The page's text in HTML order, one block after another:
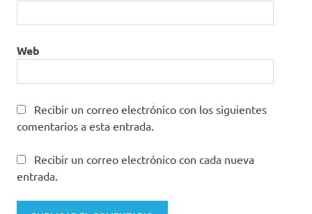
Web
Recibir un correo electrónico con los siguientes
comentarios a esta entrada.
Recibir un correo electrónico con cada nueva
entrada.